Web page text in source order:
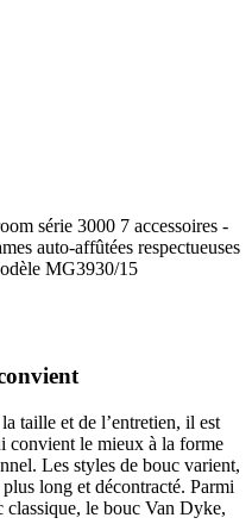
série 3000 7 accessoires -
auto-affûtées respectueuses
MG3930/15
taille et de l’entretien, il est
convient le mieux à la forme
Les styles de bouc varient,
long et décontracté. Parmi
classique, le bouc Van Dyke,